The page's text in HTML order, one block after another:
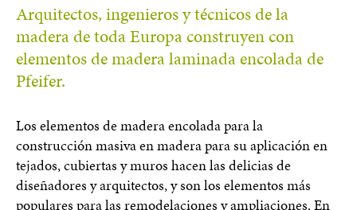
Arquitectos, ingenieros y técnicos de la
madera de toda Europa construyen con
elementos de madera laminada encolada de
Pfeifer.
Los elementos de madera encolada para la
construcción masiva en madera para su aplicación en
tejados, cubiertas y muros hacen las delicias de
diseñadores y arquitectos, y son los elementos más
populares para las remodelaciones y ampliaciones. En